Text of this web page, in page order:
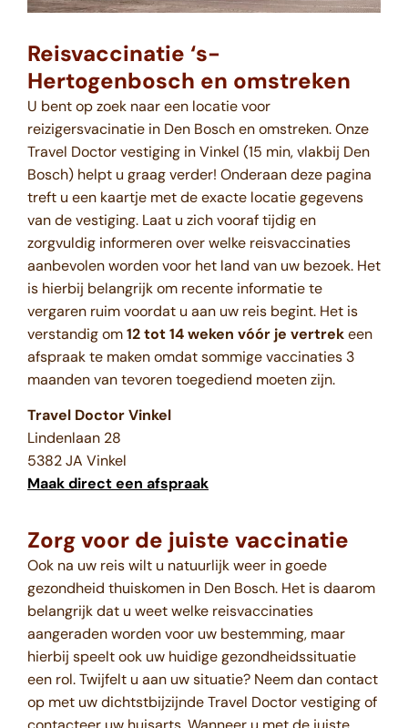
Reisvaccinatie ‘s-
Hertogenbosch en omstreken
U bent op zoek naar een locatie voor
reizigersvacinatie in Den Bosch en omstreken. Onze
Travel Doctor vestiging in Vinkel (15 min, vlakbij Den
Bosch) helpt u graag verder! Onderaan deze pagina
treft u een kaartje met de exacte locatie gegevens
van de vestiging. Laat u zich vooraf tijdig en
zorgvuldig informeren over welke reisvaccinaties
aanbevolen worden voor het land van uw bezoek. Het
is hierbij belangrijk om recente informatie te
vergaren ruim voordat u aan uw reis begint. Het is
verstandig om12 tot 14 weken vóór je vertrekeen
afspraak te maken omdat sommige vaccinaties 3
maanden van tevoren toegediend moeten zijn.
Travel Doctor Vinkel
Lindenlaan 28
5382 JA Vinkel
Maak direct een afspraak
Zorg voor de juiste vaccinatie
Ook na uw reis wilt u natuurlijk weer in goede
gezondheid thuiskomen in Den Bosch. Het is daarom
belangrijk dat u weet welke reisvaccinaties
aangeraden worden voor uw bestemming, maar
hierbij speelt ook uw huidige gezondheidssituatie
een rol. Twijfelt u aan uw situatie? Neem dan contact
op met uw dichtstbijzijnde Travel Doctor vestiging of